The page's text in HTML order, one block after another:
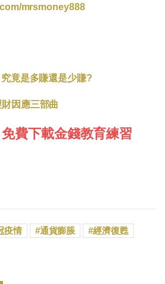
mrsmoney888
竟是多賺還是少賺?
因應三部曲
費下載金錢教育練習
疫情 通貨膨脹
經濟復甦